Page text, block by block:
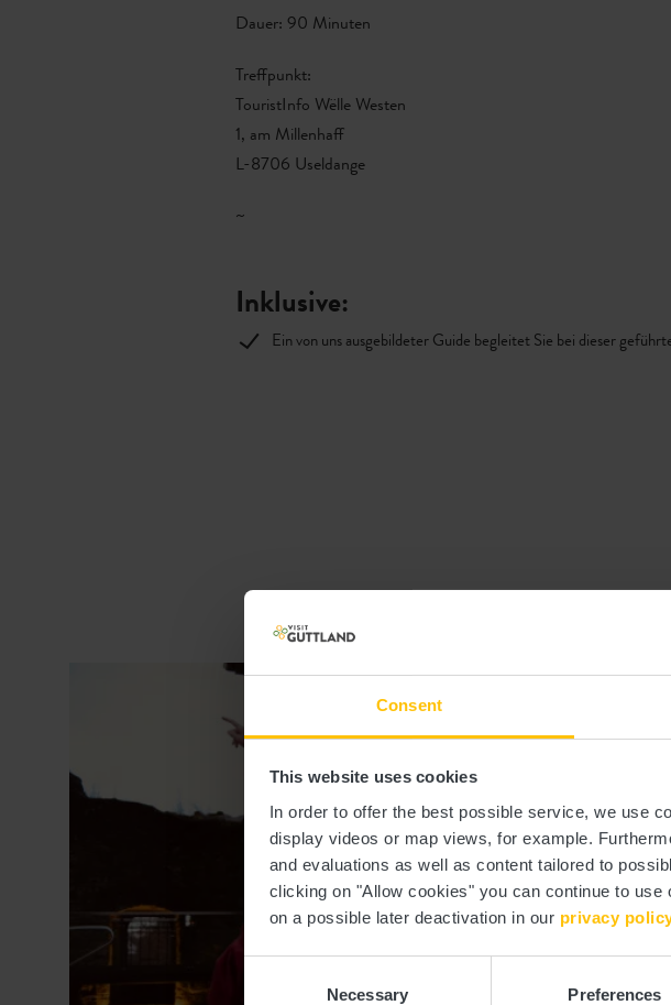
Consent
This website uses cookies
In order to offer the best possible service, we use
display videos or map views, for example.
and evaluations as well as content tailored to
clicking on "Allow cookies" you can continue to
on a possible later deactivation in our privacy
Necessary Preferences
Dauer: 90 Minuten
Treffpunkt:
TouristInfo Wëlle Westen
1, am Millenhaff
L-8706 Useldange
~
Inklusive:
Ein von uns ausgebildeter Guide begleitet Sie bei dieser